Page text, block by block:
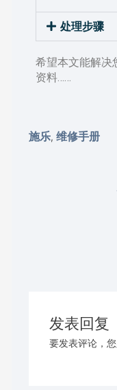
处理步骤
希望本文能解决
资料……
施乐,维修手册
发表回复
要发表评论，